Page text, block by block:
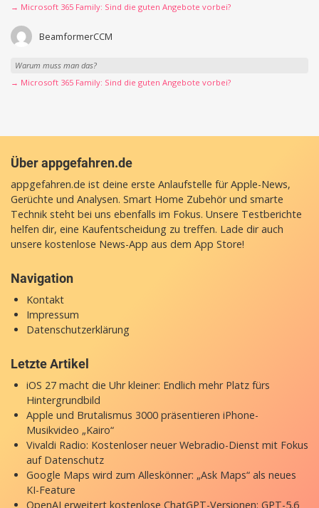
→ Microsoft 365 Family: Sind die guten Angebote vorbei?
BeamformerCCM
Warum muss man das?
→ Microsoft 365 Family: Sind die guten Angebote vorbei?
Über appgefahren.de
appgefahren.de ist deine erste Anlaufstelle für Apple-News,
Gerüchte und Analysen. Smart Home Zubehör und smarte
Technik steht bei uns ebenfalls im Fokus. Unsere Testberichte
helfen dir, eine Kaufentscheidung zu treffen. Lade dir auch
unsere kostenlose News-App aus dem App Store!
Navigation
Kontakt
Impressum
Datenschutzerklärung
Letzte Artikel
iOS 27 macht die Uhr kleiner: Endlich mehr Platz fürs
Hintergrundbild
Apple und Brutalismus 3000 präsentieren iPhone-
Musikvideo „Kairo“
Vivaldi Radio: Kostenloser neuer Webradio-Dienst mit Fokus
auf Datenschutz
Google Maps wird zum Alleskönner: „Ask Maps“ als neues
KI-Feature
OpenAI erweitert kostenlose ChatGPT-Versionen: GPT-5.6